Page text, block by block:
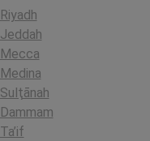
Riyadh
Jeddah
Mecca
Medina
Sulţānah
Dammam
Ta’if